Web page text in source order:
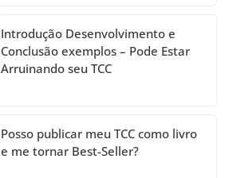
h
a
n
el
Introdução Desenvolvimento e
Conclusão exemplos – Pode Estar
Arruinando seu TCC
Posso publicar meu TCC como livro
e me tornar Best-Seller?